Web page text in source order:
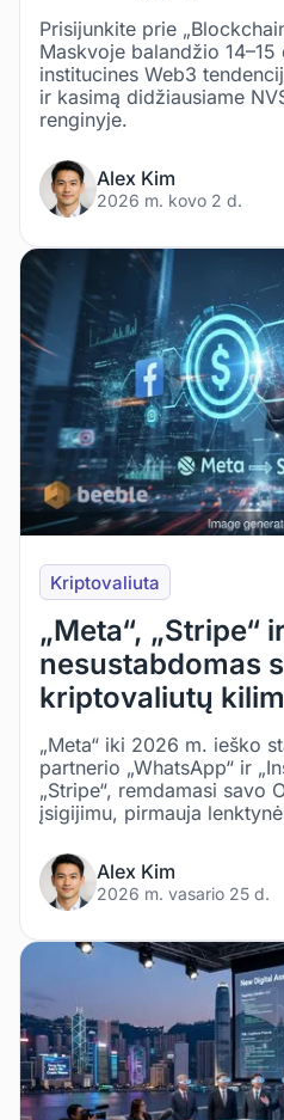
Prisijunkite prie
Maskvoje balandžio
institucines Web3
ir kasimą didžiausiame
renginyje.
Alex Kim
2026 m. kovo 2 d.
Kriptovaliuta
„Meta“, „Stripe“ ir
nesustabdomas
kriptovaliutų
„Meta“ iki 2026 m. ieško
partnerio „WhatsApp“ ir
„Stripe“, remdamasi savo
įsigijimu, pirmauja
Alex Kim
2026 m. vasario 25 d.